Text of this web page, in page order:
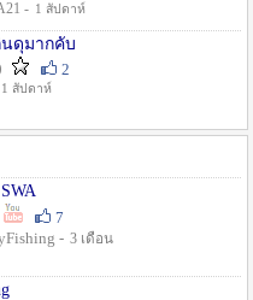
- 1 สัปดาห์
ดุมากคับ
2
1 สัปดาห์
7
- 3 เดือน